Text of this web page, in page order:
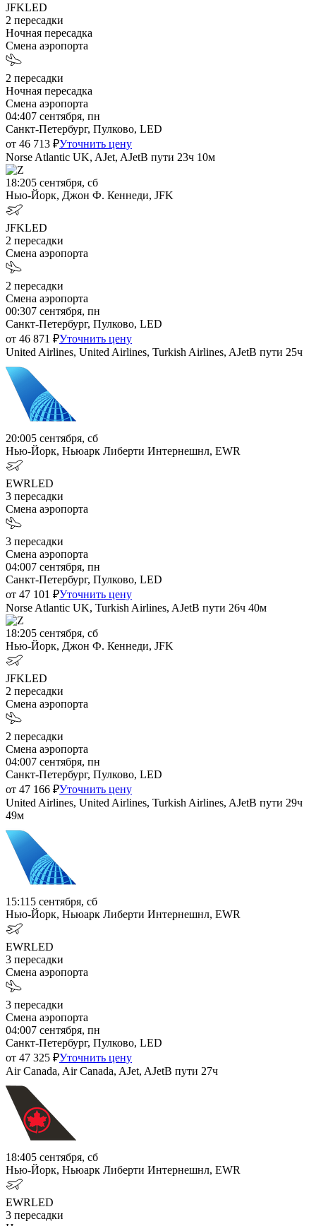
JFKLED
2 пересадки
Ночная пересадка
Смена аэропорта
2 пересадки
Ночная пересадка
Смена аэропорта
04:407 сентября, пн
Санкт-Петербург, Пулково, LED
от 46 713 ₽Уточнить цену
Norse Atlantic UK, AJet, AJetВ пути 23ч 10м
18:205 сентября, сб
Нью-Йорк, Джон Ф. Кеннеди, JFK
JFKLED
2 пересадки
Смена аэропорта
2 пересадки
Смена аэропорта
00:307 сентября, пн
Санкт-Петербург, Пулково, LED
от 46 871 ₽Уточнить цену
United Airlines, United Airlines, Turkish Airlines, AJetВ пути 25ч
20:005 сентября, сб
Нью-Йорк, Ньюарк Либерти Интернешнл, EWR
EWRLED
3 пересадки
Смена аэропорта
3 пересадки
Смена аэропорта
04:007 сентября, пн
Санкт-Петербург, Пулково, LED
от 47 101 ₽Уточнить цену
Norse Atlantic UK, Turkish Airlines, AJetВ пути 26ч 40м
18:205 сентября, сб
Нью-Йорк, Джон Ф. Кеннеди, JFK
JFKLED
2 пересадки
Смена аэропорта
2 пересадки
Смена аэропорта
04:007 сентября, пн
Санкт-Петербург, Пулково, LED
от 47 166 ₽Уточнить цену
United Airlines, United Airlines, Turkish Airlines, AJetВ пути 29ч
49м
15:11 5 сентября, сб
Нью-Йорк, Ньюарк Либерти Интернешнл, EWR
EWRLED
3 пересадки
Смена аэропорта
3 пересадки
Смена аэропорта
04:007 сентября, пн
Санкт-Петербург, Пулково, LED
от 47 325 ₽Уточнить цену
Air Canada, Air Canada, AJet, AJetВ пути 27ч
18:405 сентября, сб
Нью-Йорк, Ньюарк Либерти Интернешнл, EWR
EWRLED
3 пересадки